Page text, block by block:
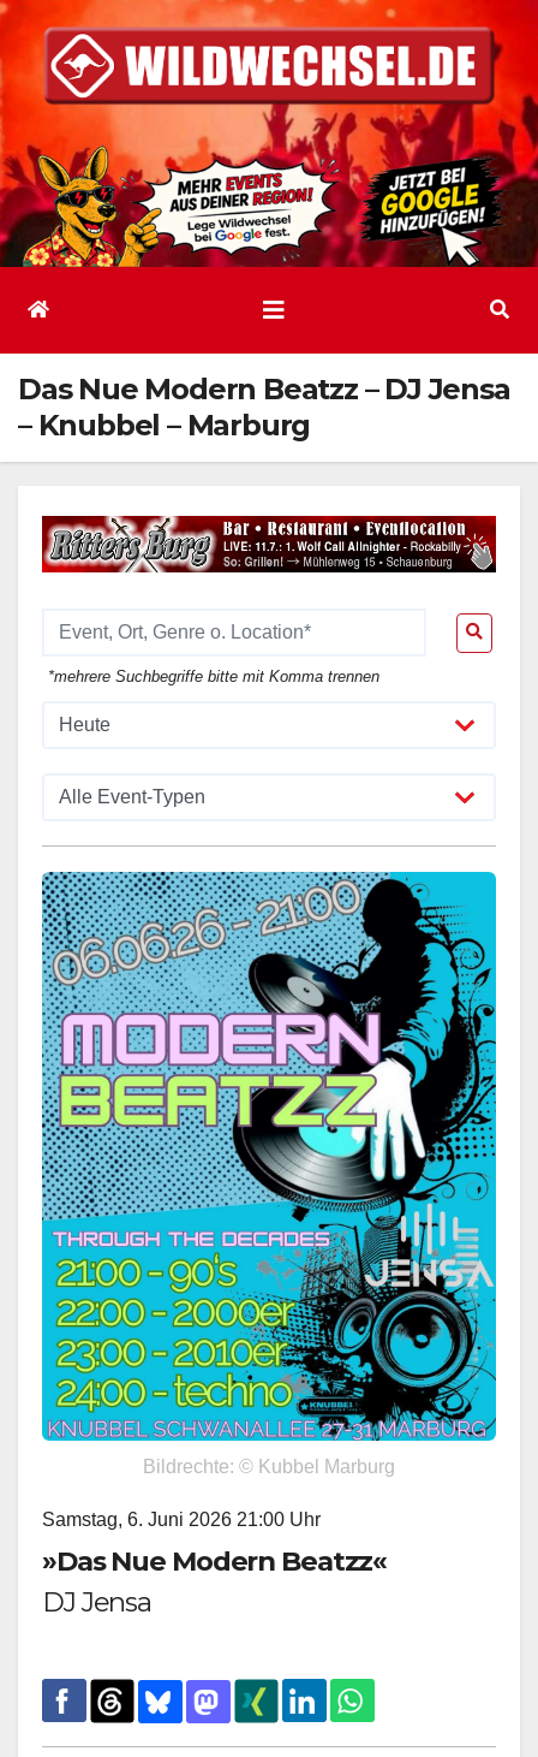
Inhalt
springen
Das Nue Modern Beatzz – DJ Jensa
– Knubbel – Marburg
*mehrere Suchbegriffe bitte mit Komma trennen
Bildrechte: © Kubbel Marburg
Samstag, 6. Juni 2026 21:00 Uhr
»Das Nue Modern Beatzz«
DJ Jensa